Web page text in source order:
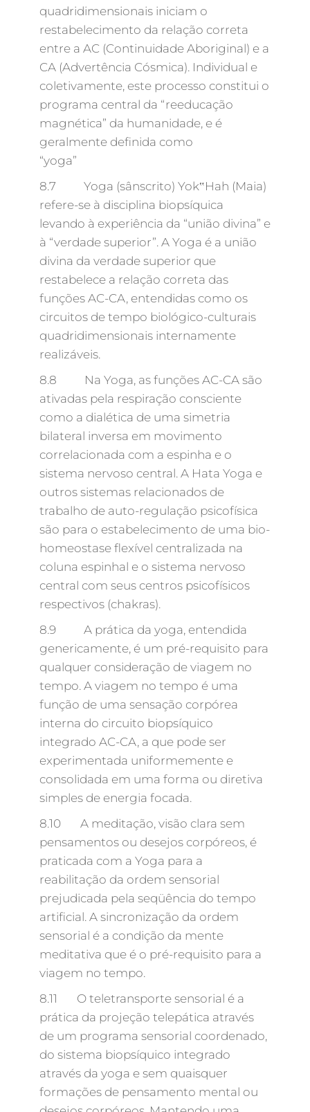
quadridimensionais iniciam o
restabelecimento da relação correta
entre a AC (Continuidade Aboriginal) e a
CA (Advertência Cósmica). Individual e
coletivamente, este processo constitui o
programa central da “reeducação
magnética” da humanidade, e é
geralmente definida como
“yoga”
8.7 Yoga (sânscrito) Yok‟Hah (Maia)
refere-se à disciplina biopsíquica
levando à experiência da “união divina” e
à “verdade superior”. A Yoga é a união
divina da verdade superior que
restabelece a relação correta das
funções AC-CA, entendidas como os
circuitos de tempo biológico-culturais
quadridimensionais internamente
realizáveis.
8.8 Na Yoga, as funções AC-CA são
ativadas pela respiração consciente
como a dialética de uma simetria
bilateral inversa em movimento
correlacionada com a espinha e o
sistema nervoso central. A Hata Yoga e
outros sistemas relacionados de
trabalho de auto-regulação psicofísica
são para o estabelecimento de uma bio-
homeostase flexível centralizada na
coluna espinhal e o sistema nervoso
central com seus centros psicofísicos
respectivos (chakras).
8.9 A prática da yoga, entendida
genericamente, é um pré-requisito para
qualquer consideração de viagem no
tempo. A viagem no tempo é uma
função de uma sensação corpórea
interna do circuito biopsíquico
integrado AC-CA, a que pode ser
experimentada uniformemente e
consolidada em uma forma ou diretiva
simples de energia focada.
8.10 A meditação, visão clara sem
pensamentos ou desejos corpóreos, é
praticada com a Yoga para a
reabilitação da ordem sensorial
prejudicada pela seqüência do tempo
artificial. A sincronização da ordem
sensorial é a condição da mente
meditativa que é o pré-requisito para a
viagem no tempo.
8.11 O teletransporte sensorial é a
prática da projeção telepática através
de um programa sensorial coordenado,
do sistema biopsíquico integrado
através da yoga e sem quaisquer
formações de pensamento mental ou